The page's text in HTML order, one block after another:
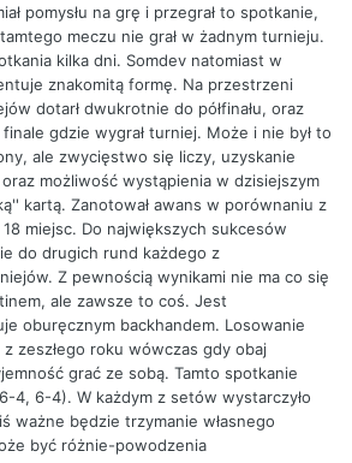
pomysłu na grę i przegrał to spotkanie,
meczu nie grał w żadnym turnieju.
kilka dni. Somdev natomiast w
znakomitą formę. Na przestrzeni
dotarł dwukrotnie do półfinału, oraz
gdzie wygrał turniej. Może i nie był to
ale zwycięstwo się liczy, uzyskanie
możliwość wystąpienia w dzisiejszym
kartą. Zanotował awans w porównaniu z
miejsc. Do największych sukcesów
do drugich rund każdego z
Z pewnością wynikami nie ma co się
ale zawsze to coś. Jest
oburęcznym backhandem. Losowanie
zeszłego roku wówczas gdy obaj
grać ze sobą. Tamto spotkanie
4, 6-4). W każdym z setów wystarczyło
ważne będzie trzymanie własnego
być różnie-powodzenia